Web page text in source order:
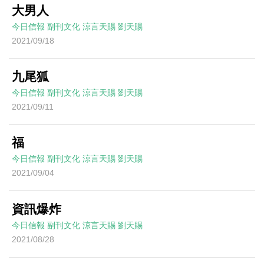
大男人
今日信報 副刊文化 涼言天賜 劉天賜
2021/09/18
九尾狐
今日信報 副刊文化 涼言天賜 劉天賜
2021/09/11
福
今日信報 副刊文化 涼言天賜 劉天賜
2021/09/04
資訊爆炸
今日信報 副刊文化 涼言天賜 劉天賜
2021/08/28